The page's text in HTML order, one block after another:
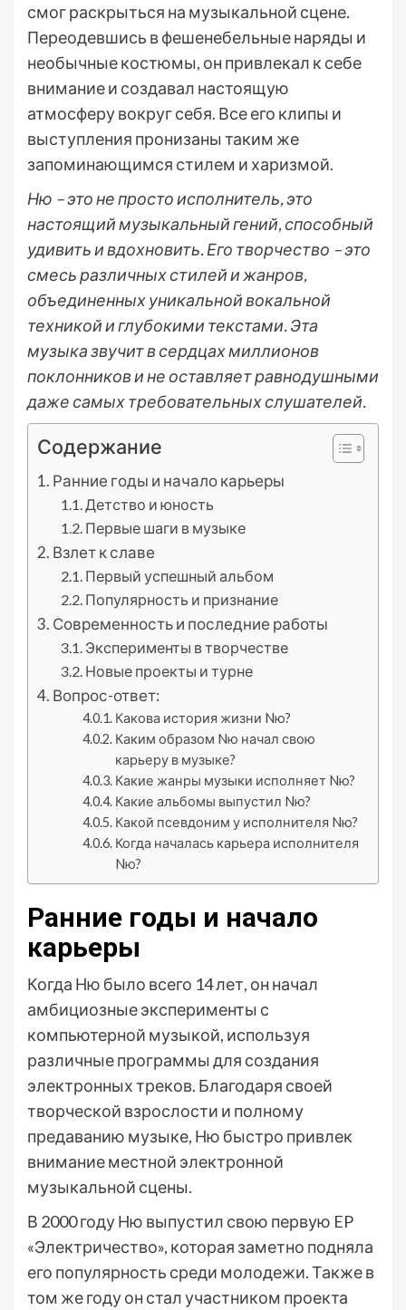
смог раскрыться на музыкальной сцене.
Переодевшись в фешенебельные наряды и
необычные костюмы, он привлекал к себе
внимание и создавал настоящую
атмосферу вокруг себя. Все его клипы и
выступления пронизаны таким же
запоминающимся стилем и харизмой.
Ню – это не просто исполнитель, это
настоящий музыкальный гений, способный
удивить и вдохновить. Его творчество – это
смесь различных стилей и жанров,
объединенных уникальной вокальной
техникой и глубокими текстами. Эта
музыка звучит в сердцах миллионов
поклонников и не оставляет равнодушными
даже самых требовательных слушателей.
Содержание
Ранние годы и начало карьеры
Детство и юность
Первые шаги в музыке
Взлет к славе
Первый успешный альбом
Популярность и признание
Современность и последние работы
Эксперименты в творчестве
Новые проекты и турне
Вопрос-ответ:
Какова история жизни Nю?
Каким образом Nю начал свою
карьеру в музыке?
Какие жанры музыки исполняет Nю?
Какие альбомы выпустил Nю?
Какой псевдоним у исполнителя Nю?
Когда началась карьера исполнителя
Nю?
Ранние годы и начало
карьеры
Когда Ню было всего 14 лет, он начал
амбициозные эксперименты с
компьютерной музыкой, используя
различные программы для создания
электронных треков. Благодаря своей
творческой взрослости и полному
предаванию музыке, Ню быстро привлек
внимание местной электронной
музыкальной сцены.
В 2000 году Ню выпустил свою первую EP
«Электричество», которая заметно подняла
его популярность среди молодежи. Также в
том же году он стал участником проекта